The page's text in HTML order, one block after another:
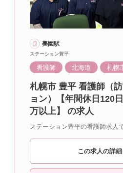
美園駅
ステーション豊平
看護師 北海道 札幌
札幌市 豊平 看護師（
ョン）【年間休日120
万以上】 の求人
ステーション豊平の看護師求人
この求人の詳